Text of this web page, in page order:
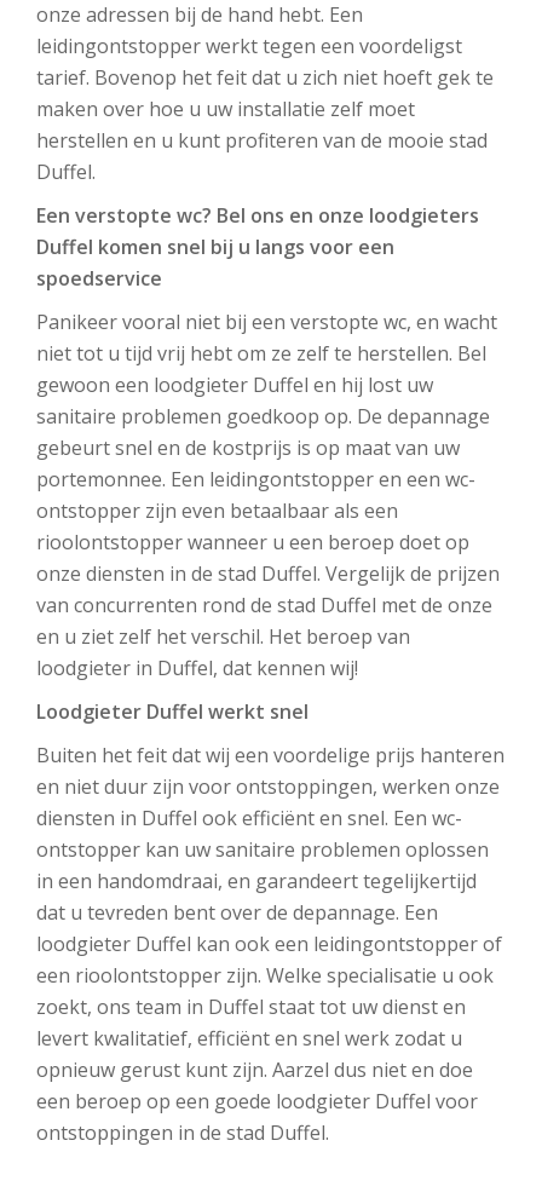
onze adressen bij de hand hebt. Een
leidingontstopper werkt tegen een voordeligst
tarief. Bovenop het feit dat u zich niet hoeft gek te
maken over hoe u uw installatie zelf moet
herstellen en u kunt profiteren van de mooie stad
Duffel.
Een verstopte wc? Bel ons en onze loodgieters
Duffel komen snel bij u langs voor een
spoedservice
Panikeer vooral niet bij een verstopte wc, en wacht
niet tot u tijd vrij hebt om ze zelf te herstellen. Bel
gewoon een loodgieter Duffel en hij lost uw
sanitaire problemen goedkoop op. De depannage
gebeurt snel en de kostprijs is op maat van uw
portemonnee. Een leidingontstopper en een wc-
ontstopper zijn even betaalbaar als een
rioolontstopper wanneer u een beroep doet op
onze diensten in de stad Duffel. Vergelijk de prijzen
van concurrenten rond de stad Duffel met de onze
en u ziet zelf het verschil. Het beroep van
loodgieter in Duffel, dat kennen wij!
Loodgieter Duffel werkt snel
Buiten het feit dat wij een voordelige prijs hanteren
en niet duur zijn voor ontstoppingen, werken onze
diensten in Duffel ook efficiënt en snel. Een wc-
ontstopper kan uw sanitaire problemen oplossen
in een handomdraai, en garandeert tegelijkertijd
dat u tevreden bent over de depannage. Een
loodgieter Duffel kan ook een leidingontstopper of
een rioolontstopper zijn. Welke specialisatie u ook
zoekt, ons team in Duffel staat tot uw dienst en
levert kwalitatief, efficiënt en snel werk zodat u
opnieuw gerust kunt zijn. Aarzel dus niet en doe
een beroep op een goede loodgieter Duffel voor
ontstoppingen in de stad Duffel.